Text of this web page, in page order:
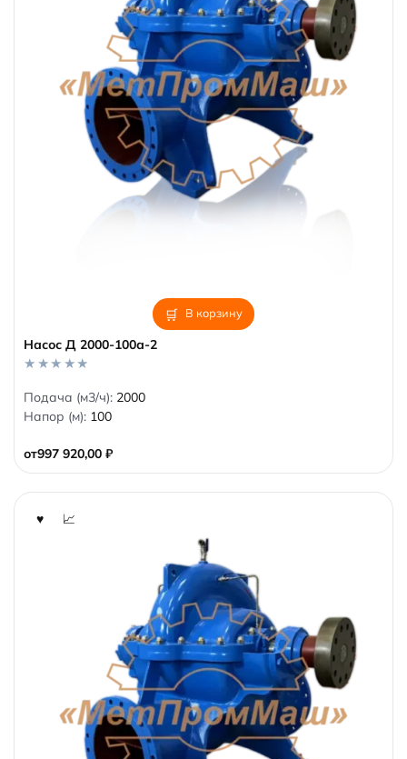
В корзину
Насос Д 2000-100а-2
от997 920,00 ₽
0
o
u
f
5
Подача (м3/ч): 2000
Напор (м): 100